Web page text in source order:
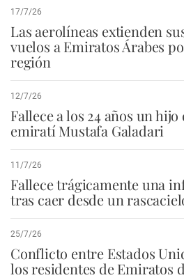
17/7/26
Las aerolíneas extienden
vuelos a Emiratos Árabes
región
12/7/26
Fallece a los 24 años un
emiratí Mustafa Galadari
11/7/26
Fallece trágicamente una
tras caer desde un
25/7/26
Conflicto entre Estados
los residentes de Emiratos